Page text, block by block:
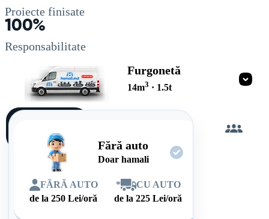
Proiecte finisate
100%
Responsabilitate
Furgonetă
14m3 · 1.5t
Fără auto
Doar hamali
FĂRĂ AUTO
de la250 Lei/oră
*
CU AUTO
de la225 Lei/oră
singur